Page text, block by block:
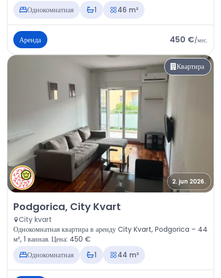
Однокомнатная
1 46 m²
Аренда 450 €/мес.
Квартира
2. jun 2026.
Аренда - Квартира Podgorica, City Kvart
Podgorica, City Kvart
City kvart
Однокомнатная квартира в аренду City Kvart, Podgorica – 44
м², 1 ванная. Цена: 450 €
Однокомнатная
1 44 m²